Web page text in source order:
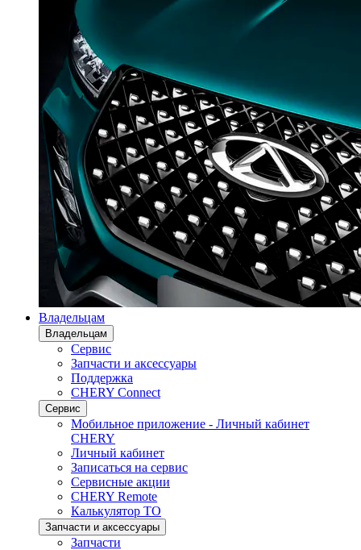
Владельцам
Владельцам
Сервис
Запчасти и аксессуары
Поддержка
CHERY Connect
Сервис
Мобильное приложение - Личный кабинет
CHERY
Личный кабинет
Записаться на сервис
Сервисные акции
CHERY Remote
Калькулятор ТО
Запчасти и аксессуары
Запчасти